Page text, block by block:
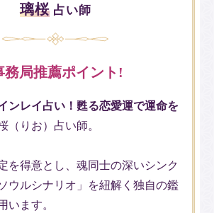
璃桜 占い師
務局推薦ポイント!
ンレイ占い！甦る恋愛運で運命を
（りお）占い師。
を得意とし、魂同士の深いシンク
ウルシナリオ」を紐解く独自の鑑
います。